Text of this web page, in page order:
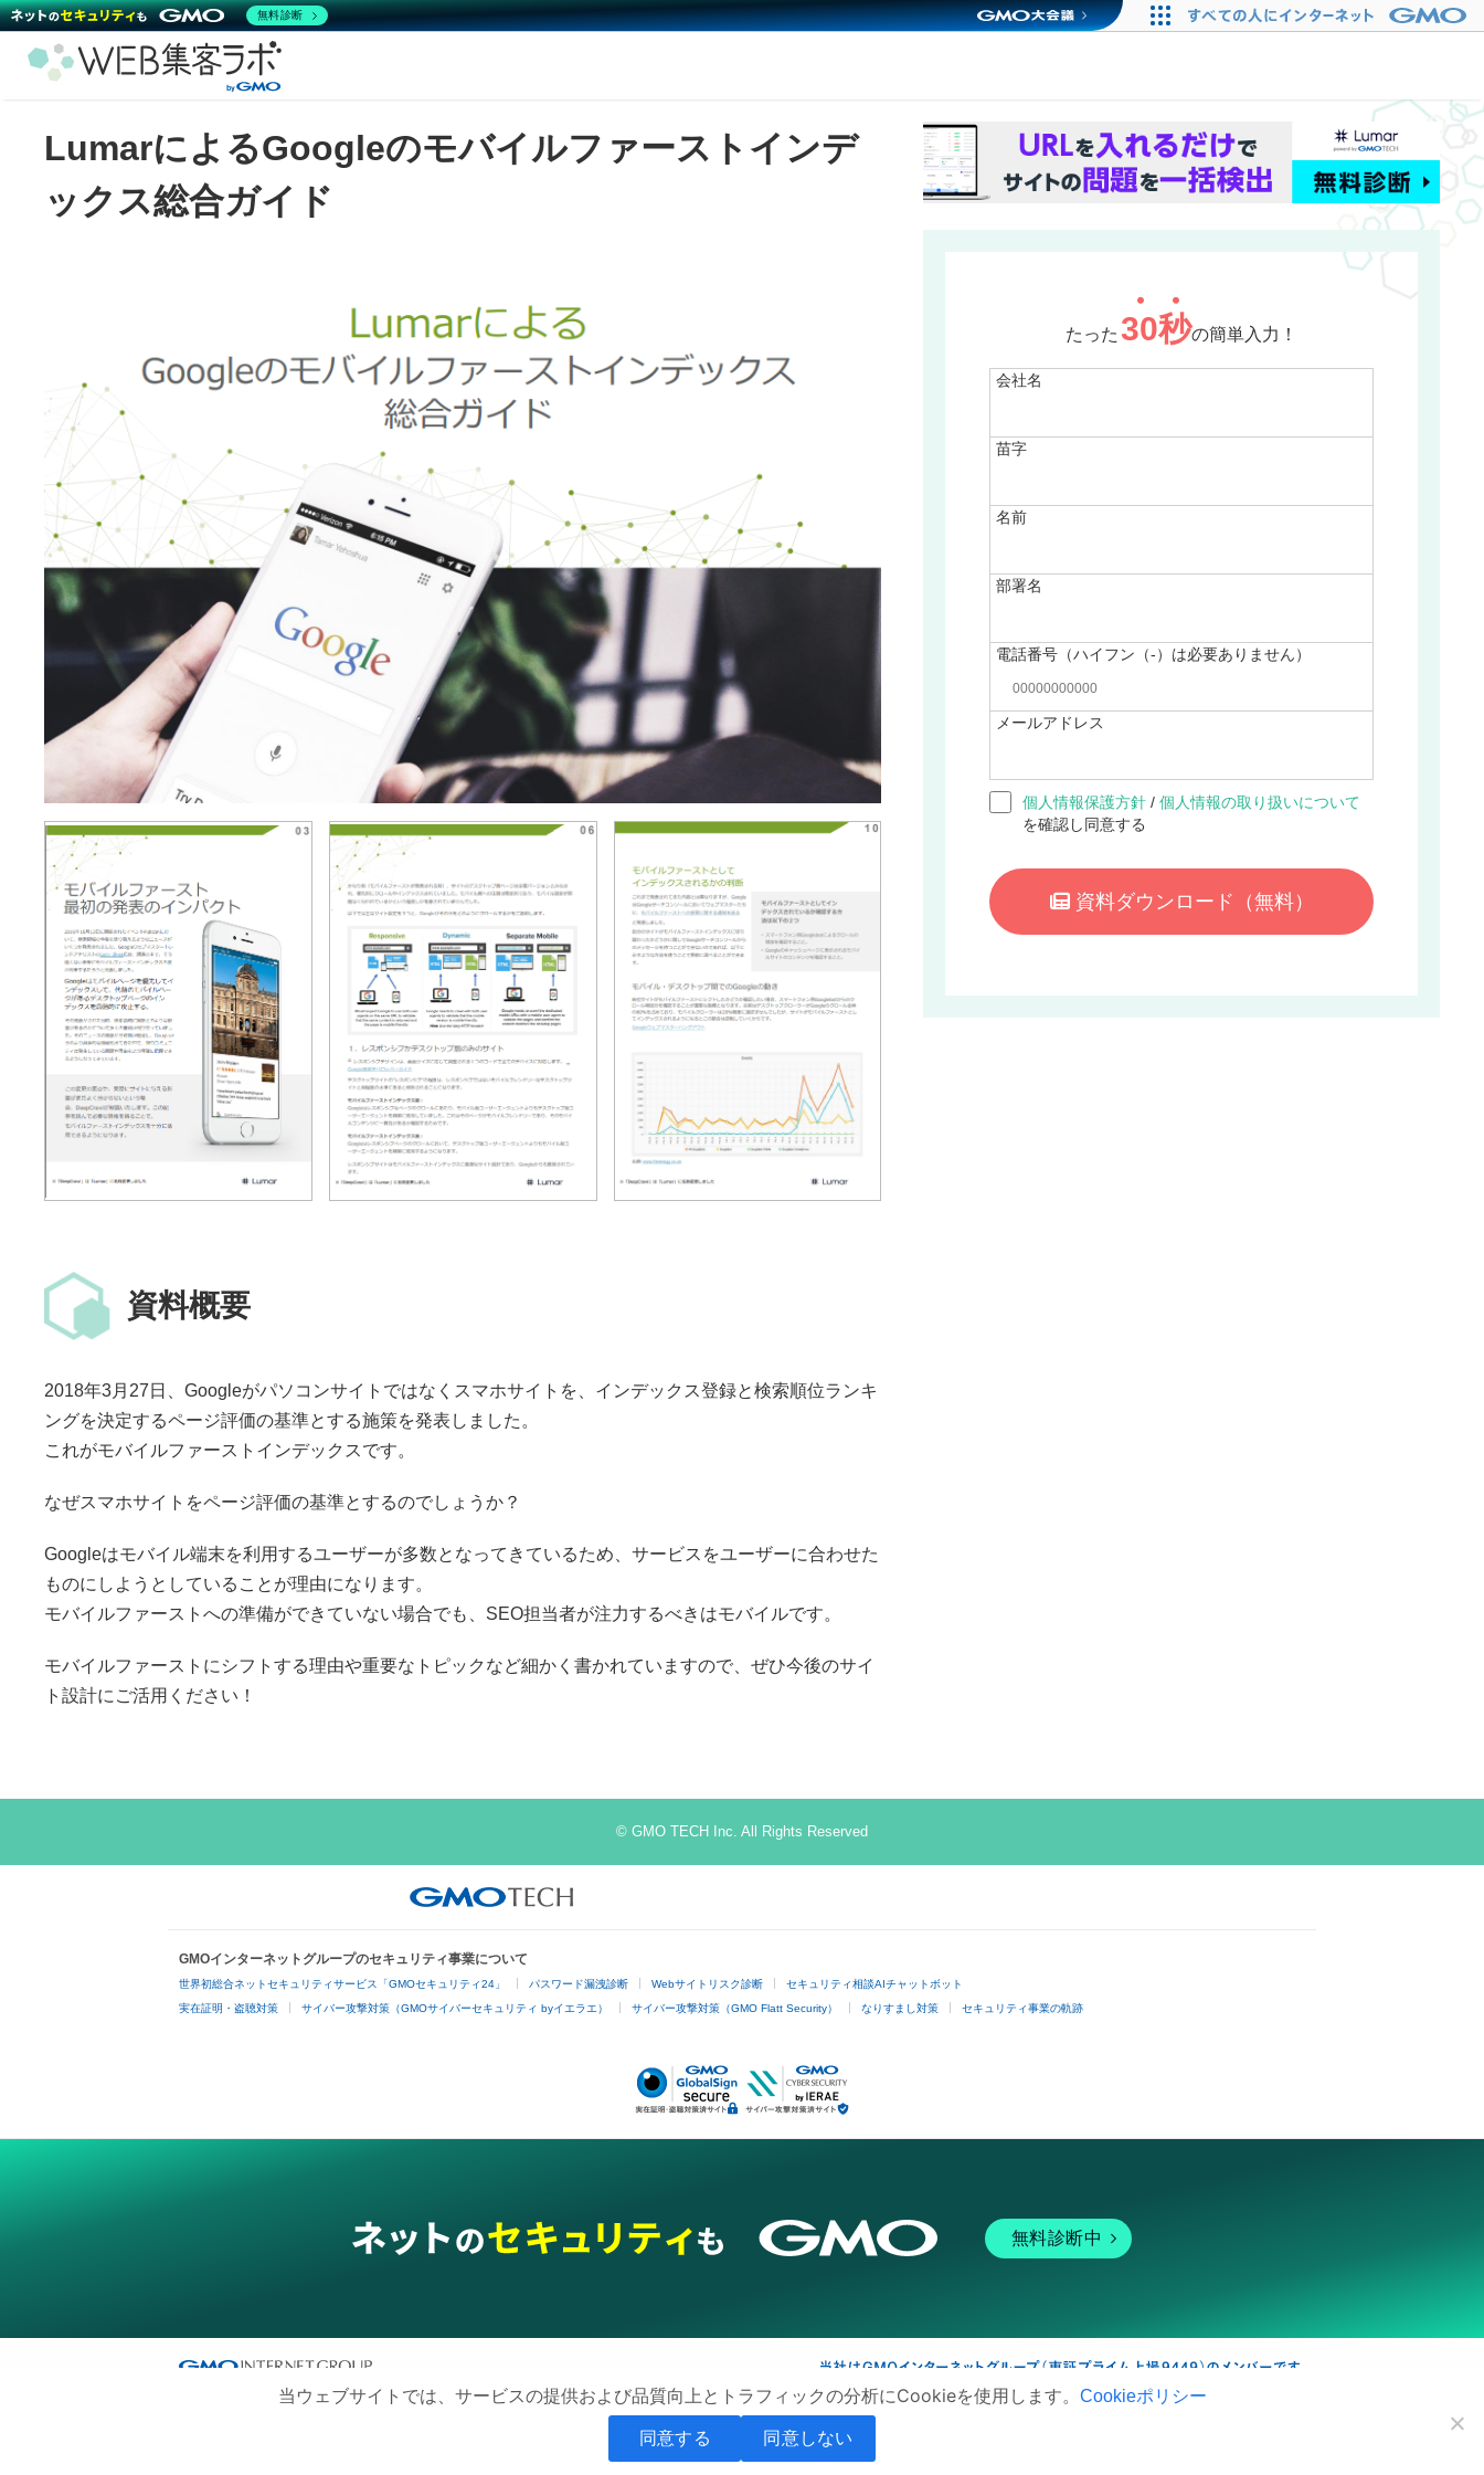
LumarによるGoogleのモバイルファーストインデ
ックス総合ガイド
資料概要
2018年3月27日、Googleがパソコンサイトではなくスマホサイトを、インデックス登録と検索順位ランキ
ングを決定するページ評価の基準とする施策を発表しました。
これがモバイルファーストインデックスです。
なぜスマホサイトをページ評価の基準とするのでしょうか？
Googleはモバイル端末を利用するユーザーが多数となってきているため、サービスをユーザーに合わせた
ものにしようとしていることが理由になります。
モバイルファーストへの準備ができていない場合でも、SEO担当者が注力するべきはモバイルです。
モバイルファーストにシフトする理由や重要なトピックなど細かく書かれていますので、ぜひ今後のサイ
ト設計にご活用ください！
たった 30秒の簡単入力！
会社名
苗字
名前
部署名
電話番号（ハイフン（-）は必要ありません）
メールアドレス
個人情報保護方針 /個人情報の取り扱いについて
を確認し同意する
資料ダウンロード （無料）
© GMO TECH Inc. All Rights Reserved
GMOインターネットグループのセキュリティ事業について
世界初総合ネットセキュリティサービス「GMOセキュリティ24」 パスワード漏洩診断 Webサイトリスク診断
セキュリティ相談AIチャットボット
実在証明・盗聴対策
サイバー攻撃対策（GMOサイバーセキュリティ byイエラエ） サイバー攻撃対策（GMO Flatt Security） なりすまし対策 セキュリティ事業の軌跡
無料診断中
グループサービス当ウェブサイトでは、サービスの提供および品質向上とトラフィックの分析にCookieを使用します。 Cookieポリシー
同意する 同意しない
無料診断